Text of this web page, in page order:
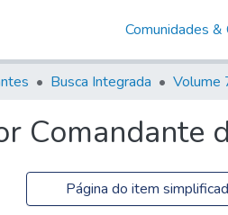
Comunidades &
Busca Integrada
Comandante
Página do item